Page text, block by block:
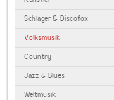
Schlager & Discofox
Volksmusik
Country
Jazz & Blues
Weltmusik